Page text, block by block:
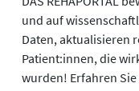
und auf
Daten, aktualisieren
Patient:innen, die
wurden! Erfahren